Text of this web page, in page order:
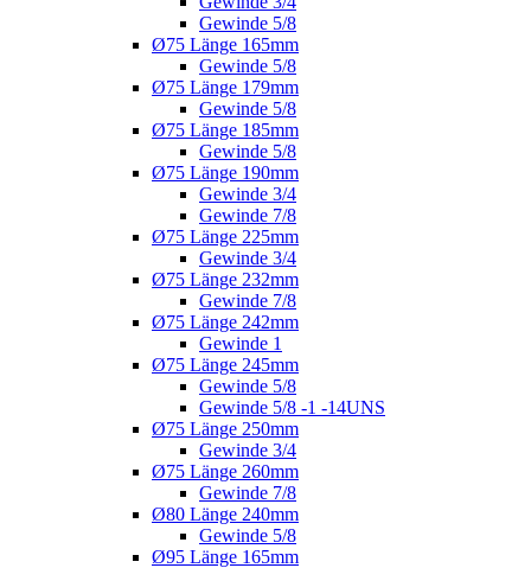
Gewinde 5/8
Ø75 Länge 165mm
Gewinde 5/8
Ø75 Länge 179mm
Gewinde 5/8
Ø75 Länge 185mm
Gewinde 5/8
Ø75 Länge 190mm
Gewinde 3/4
Gewinde 7/8
Ø75 Länge 225mm
Gewinde 3/4
Ø75 Länge 232mm
Gewinde 7/8
Ø75 Länge 242mm
Gewinde 1
Ø75 Länge 245mm
Gewinde 5/8
Gewinde 5/8 -1 -14UNS
Ø75 Länge 250mm
Gewinde 3/4
Ø75 Länge 260mm
Gewinde 7/8
Ø80 Länge 240mm
Gewinde 5/8
Ø95 Länge 165mm